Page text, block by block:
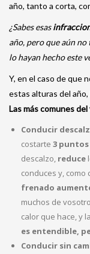
año, tanto a corta,
¿Sabes esas
año, pero que aún no
lo hayan hecho este
Y, en el caso de que
estas alturas del
Las más comunes
Conducir
costarte 3
descalzo, reduce
conduces y, como
frenado
muchos de
calor que hace, y
es entendible,
Conducir sin